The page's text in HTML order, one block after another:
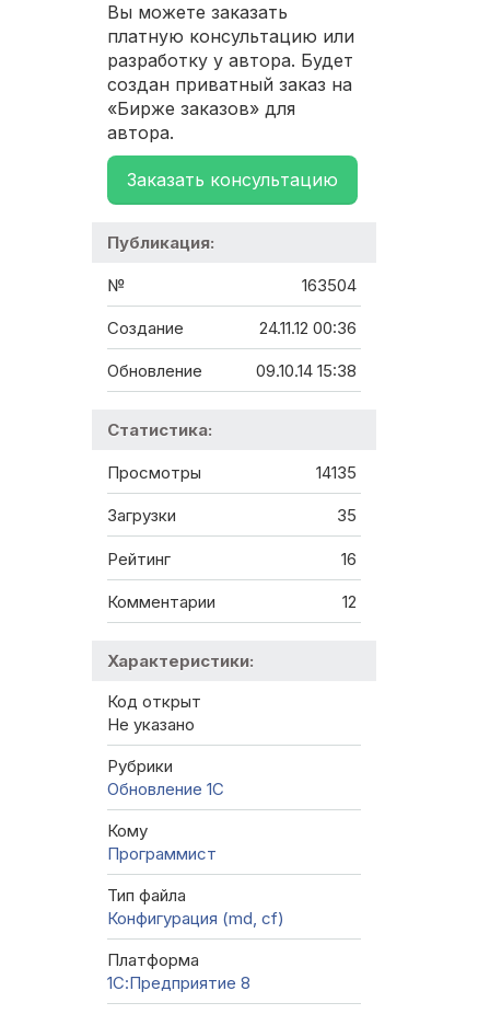
Вы можете заказать
платную консультацию или
разработку у автора. Будет
создан приватный заказ на
«Бирже заказов» для
автора.
Заказать консультацию
Публикация:
№ 163504
Создание 24.11.12 00:36
Обновление 09.10.14 15:38
Статистика:
Просмотры 14135
Загрузки 35
Рейтинг 16
Комментарии 12
Характеристики:
Код открыт
Не указано
Рубрики
Обновление 1С
Кому
Программист
Тип файла
Конфигурация (md, cf)
Платформа
1С:Предприятие 8